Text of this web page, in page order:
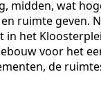
midden, wat
ruimte geven.
het
voor het
de